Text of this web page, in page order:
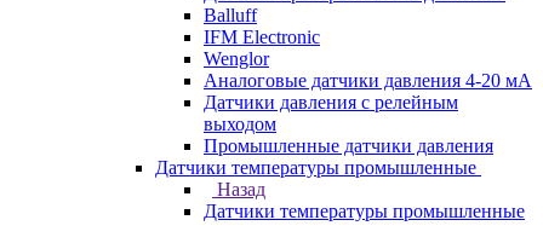
Balluff
IFM Electronic
Wenglor
Аналоговые датчики давления 4-20 мА
Датчики давления с релейным
выходом
Промышленные датчики давления
Датчики температуры промышленные
Назад
Датчики температуры промышленные